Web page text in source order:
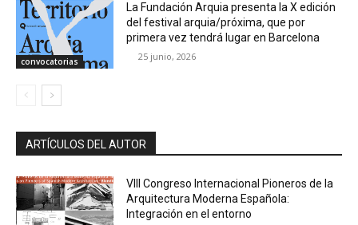
convocatorias
La Fundación Arquia presenta la X edición
del festival arquia/próxima, que por
primera vez tendrá lugar en Barcelona
25 junio, 2026
ARTÍCULOS DEL AUTOR
VIII Congreso Internacional Pioneros de la
Arquitectura Moderna Española:
Integración en el entorno